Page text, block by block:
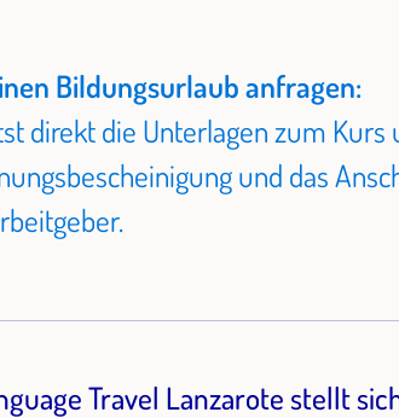
Bildungsurlaub anfragen:
direkt die Unterlagen zum Kurs
und das
Travel Lanzarote stellt